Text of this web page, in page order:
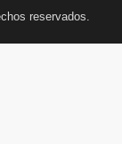
reservados.